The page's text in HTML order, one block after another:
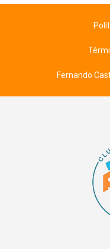
Fernando